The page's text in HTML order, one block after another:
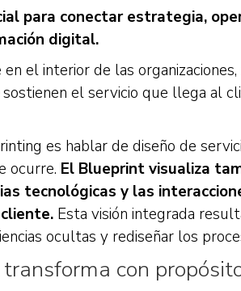
para conectar estrategia,
digital.
el interior de las
el servicio que llega al
es hablar de diseño de
ocurre. El Blueprint visualiza
tecnológicas y las
Esta visión integrada
ocultas y rediseñar los
con